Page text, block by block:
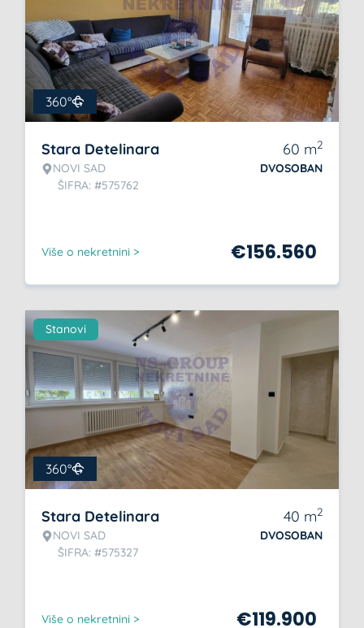
360°
Stara Detelinara
NOVI SAD
ŠIFRA: #575762
60 m2
DVOSOBAN
Više o nekretnini > €156.560
Stanovi
360°
Stara Detelinara
NOVI SAD
ŠIFRA: #575327
40 m2
DVOSOBAN
Više o nekretnini > €119.900